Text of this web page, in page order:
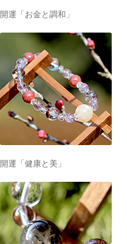
開運「お金と調和」
開運「健康と美」